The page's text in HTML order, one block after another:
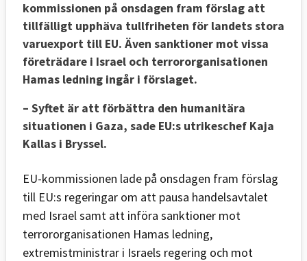
kommissionen på onsdagen fram förslag att
tillfälligt upphäva tullfriheten för landets stora
varuexport till EU. Även sanktioner mot vissa
företrädare i Israel och terrororganisationen
Hamas ledning ingår i förslaget.
– Syftet är att förbättra den humanitära
situationen i Gaza, sade EU:s utrikeschef Kaja
Kallas i Bryssel.
EU-kommissionen lade på onsdagen fram förslag
till EU:s regeringar om att pausa handelsavtalet
med Israel samt att införa sanktioner mot
terrororganisationen Hamas ledning,
extremistministrar i Israels regering och mot